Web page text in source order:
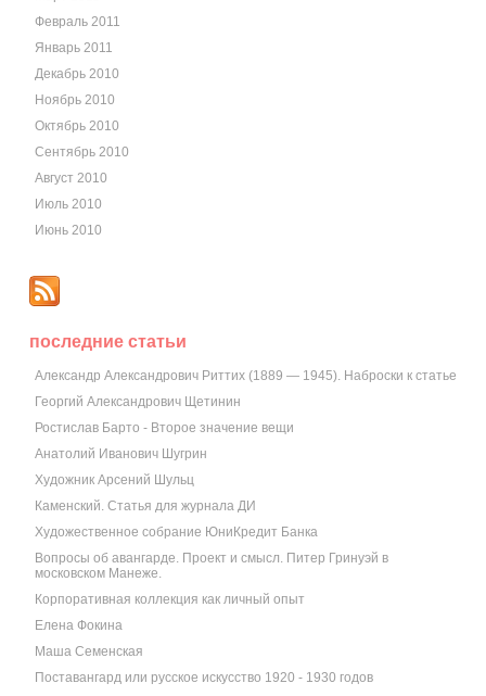
Февраль 2011
Январь 2011
Декабрь 2010
Ноябрь 2010
Октябрь 2010
Сентябрь 2010
Август 2010
Июль 2010
Июнь 2010
последние статьи
Александр Александрович Риттих (1889 — 1945). Наброски к статье
Георгий Александрович Щетинин
Ростислав Барто - Второе значение вещи
Анатолий Иванович Шугрин
Художник Арсений Шульц
Каменский. Статья для журнала ДИ
Художественное собрание ЮниКредит Банка
Вопросы об авангарде. Проект и смысл. Питер Гринуэй в
московском Манеже.
Корпоративная коллекция как личный опыт
Елена Фокина
Маша Семенская
Поставангард или русское искусство 1920 - 1930 годов